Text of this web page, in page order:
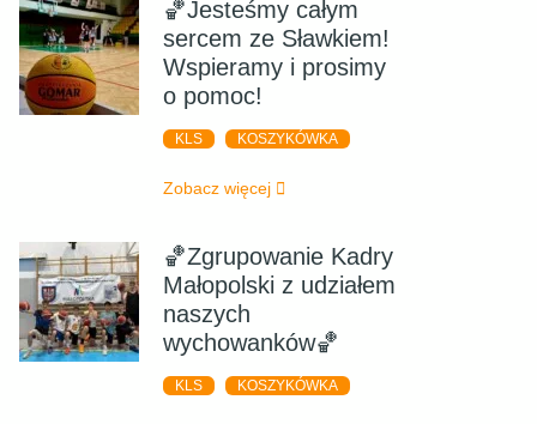
🏀Jesteśmy całym
sercem ze Sławkiem!
Wspieramy i prosimy
o pomoc!
KLS KOSZYKÓWKA
Zobacz więcej
🏀Zgrupowanie Kadry
Małopolski z udziałem
naszych
wychowanków🏀
KLS KOSZYKÓWKA